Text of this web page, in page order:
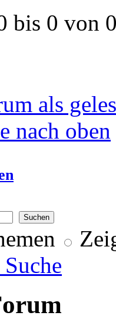
bis 0 von
als
nach oben